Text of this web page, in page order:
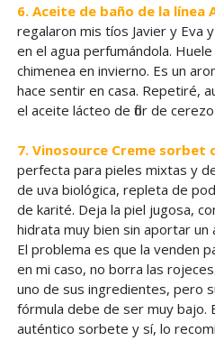
6. Aceite de baño de la línea
regalaron mis tíos Javier y Eva
en el agua perfumándola.
chimenea en invierno. Es un
hace sentir en casa. Repetiré,
el aceite lácteo de flor de
7. Vinosource Creme sorbet
perfecta para pieles mixtas y
de uva biológica, repleta de
de karité. Deja la piel jugosa,
hidrata muy bien sin aportar un
El problema es que la venden
en mi caso, no borra las
uno de sus ingredientes, pero
fórmula debe de ser muy bajo.
auténtico sorbete y sí, lo